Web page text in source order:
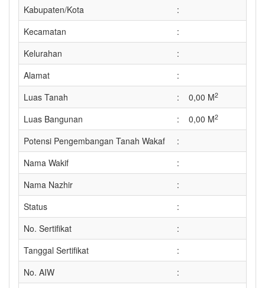
Kabupaten/Kota
:
Kecamatan
:
Kelurahan
:
Alamat
:
Luas Tanah
: 0,00 M2
Luas Bangunan : 0,00 M2
Potensi Pengembangan Tanah Wakaf
:
Nama Wakif
:
Nama Nazhir
:
Status
:
No. Sertifikat
:
Tanggal Sertifikat
:
No. AIW
: